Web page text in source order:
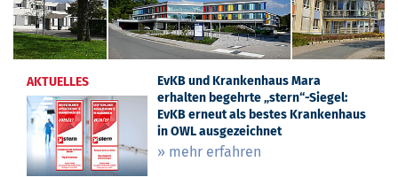
AKTUELLES
EvKB und Krankenhaus Mara
erhalten begehrte „stern“-Siegel:
EvKB erneut als bestes Krankenhaus
in OWL ausgezeichnet
» mehr erfahren
AKTUELLES
„Vierundzwanzigsieben“ – Neuer
Klinik-Podcast aus Bielefeld:
Mitarbeitende geben spannende
Einblicke
» mehr erfahren